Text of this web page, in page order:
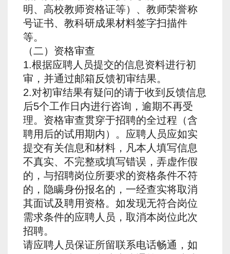
明、高校教师资格证等）、教师荣誉称
号证书、教科研成果材料签字扫描件
等。
（二）资格审查
1.根据应聘人员提交的信息资料进行初
审，并通过邮箱反馈初审结果。
2.对初审结果有疑问的请于收到反馈信息
后5个工作日内进行咨询，逾期不再受
理。资格审查贯穿于招聘的全过程（含
聘用后的试用期内）。应聘人员应如实
提交有关信息和材料，凡本人填写信息
不真实、不完整或填写错误，弄虚作假
的，与招聘岗位所要求的资格条件不符
的，隐瞒身份报名的，一经查实将取消
其面试及聘用资格。如发现无符合岗位
需求条件的应聘人员，取消本岗位此次
招聘。
请应聘人员保证所留联系电话畅通，如